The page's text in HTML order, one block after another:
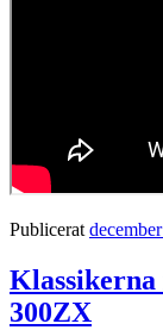
Publicerat
300ZX